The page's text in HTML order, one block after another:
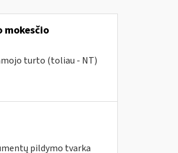
turto (toliau - NT)
pildymo tvarka